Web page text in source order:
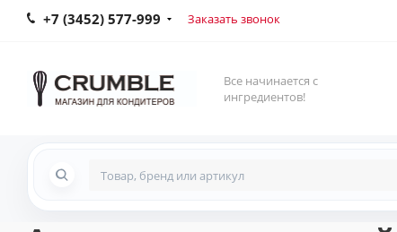
+7 (3452) 577-999 Заказать звонок
Все начинается с
ингредиентов!